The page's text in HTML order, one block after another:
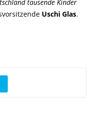
tausende Kinder
Uschi Glas.